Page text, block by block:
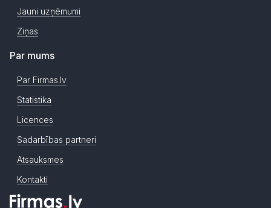
Jauni uzņēmumi
Ziņas
Par mums
Par Firmas.lv
Statistika
Licences
Sadarbības partneri
Atsauksmes
Kontakti